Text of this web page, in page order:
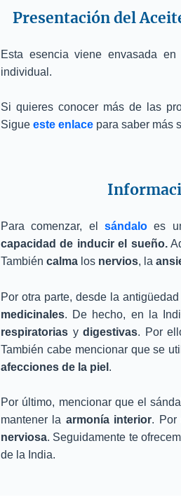
Presentación del
Esta esencia viene envasada
individual.
Si quieres conocer más de las
Sigue este enlace para saber más
Para comenzar, elsándalo es
capacidad de inducir el sueño.
También calma los nervios, la
Por otra parte, desde la
medicinales. De hecho, en la
respiratorias ydigestivas. Por
También cabe mencionar que se
afecciones de la piel .
Por último, mencionar que el
mantener la armonía interior. Por
nerviosa. Seguidamente te
de la India.